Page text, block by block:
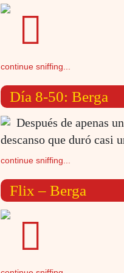
continue sniffing...
Día 8-50: Berga
Después de apenas
descanso que duró casi
continue sniffing...
Flix – Berga